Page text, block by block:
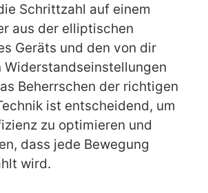
Schrittzahl auf einem
aus der elliptischen
Geräts und den von dir
Widerstandseinstellungen
Beherrschen der richtigen
ist entscheidend, um
zu optimieren und
dass jede Bewegung
wird.